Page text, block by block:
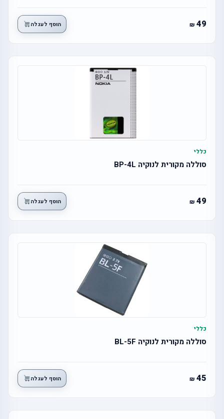
49 הוסף לעגלה
כללי
סוללה מקורית לנוקיה BP-4L
49 הוסף לעגלה
כללי
סוללה מקורית לנוקיה BL-5F
45 הוסף לעגלה